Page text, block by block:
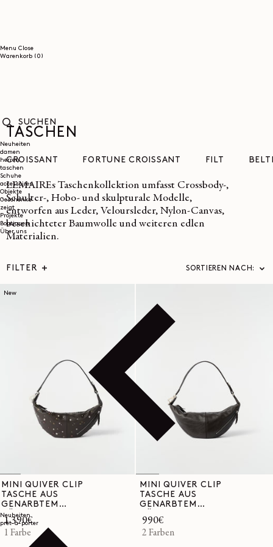
Menu Close
Warenkorb (0)
SUCHEN
Neuheiten
damen
herren
taschen
Schuhe
accessoires
Objekte
Geschenke
zeigt
Projekte
Boutiquen
Über uns
Neuheiten
prêt-à-porter
TASCHEN
CROISSANT FORTUNE CROISSANT FILT
LEMAIREs Taschenkollektion umfasst Crossbody-,
Schulter-, Hobo- und skulpturale Modelle,
entworfen aus Leder, Veloursleder, Nylon-Canvas,
beschichteter Baumwolle und weiteren edlen
Materialien.
FILTER SORTIEREN NACH:
New
MINI QUIVER CLIP
TASCHE AUS
GENARBTEM
BÜFFELLEDER MIT
SATELLITEN-NIETEN
Normaler
Preis
1.390€
1 Farbe
MINI QUIVER CLIP
TASCHE AUS
GENARBTEM
Normaler
Preis
990€
2 Farben